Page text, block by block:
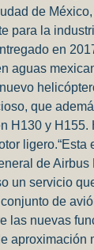
de
la
en
que
y
de
servicio
de
nuevas